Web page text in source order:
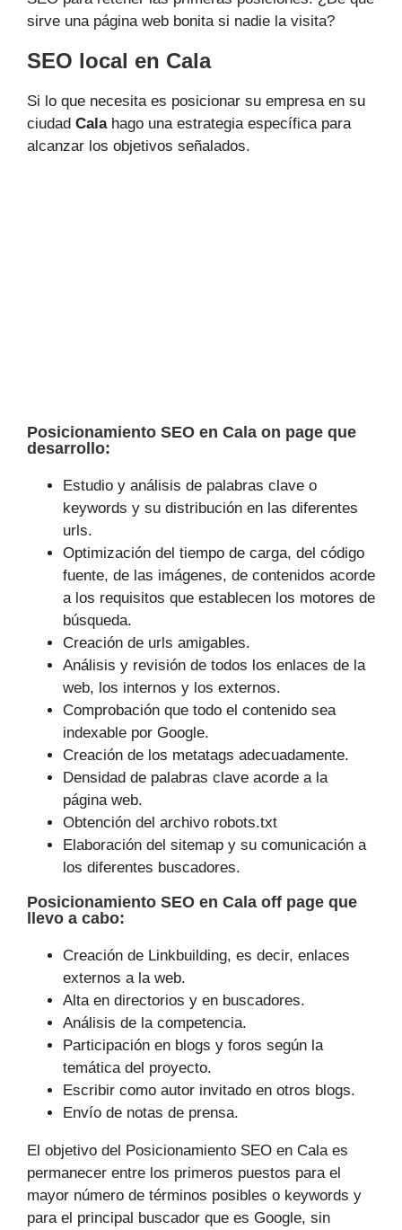
sirve una página web bonita si nadie la visita?
SEO local en Cala
Si lo que necesita es posicionar su empresa en su
ciudad Calahago una estrategia específica para
alcanzar los objetivos señalados.
Posicionamiento SEO en Cala on page que
desarrollo:
Estudio y análisis de palabras clave o
keywords y su distribución en las diferentes
urls.
Optimización del tiempo de carga, del código
fuente, de las imágenes, de contenidos acorde
a los requisitos que establecen los motores de
búsqueda.
Creación de urls amigables.
Análisis y revisión de todos los enlaces de la
web, los internos y los externos.
Comprobación que todo el contenido sea
indexable por Google.
Creación de los metatags adecuadamente.
Densidad de palabras clave acorde a la
página web.
Obtención del archivo robots.txt
Elaboración del sitemap y su comunicación a
los diferentes buscadores.
Posicionamiento SEO en Cala off page que
llevo a cabo:
Creación de Linkbuilding, es decir, enlaces
externos a la web.
Alta en directorios y en buscadores.
Análisis de la competencia.
Participación en blogs y foros según la
temática del proyecto.
Escribir como autor invitado en otros blogs.
Envío de notas de prensa.
El objetivo del Posicionamiento SEO en Cala es
permanecer entre los primeros puestos para el
mayor número de tér­minos posibles o keywords y
para el principal buscador que es Google, sin